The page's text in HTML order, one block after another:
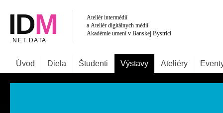
Úvod Diela Študenti Výstavy Ateliéry